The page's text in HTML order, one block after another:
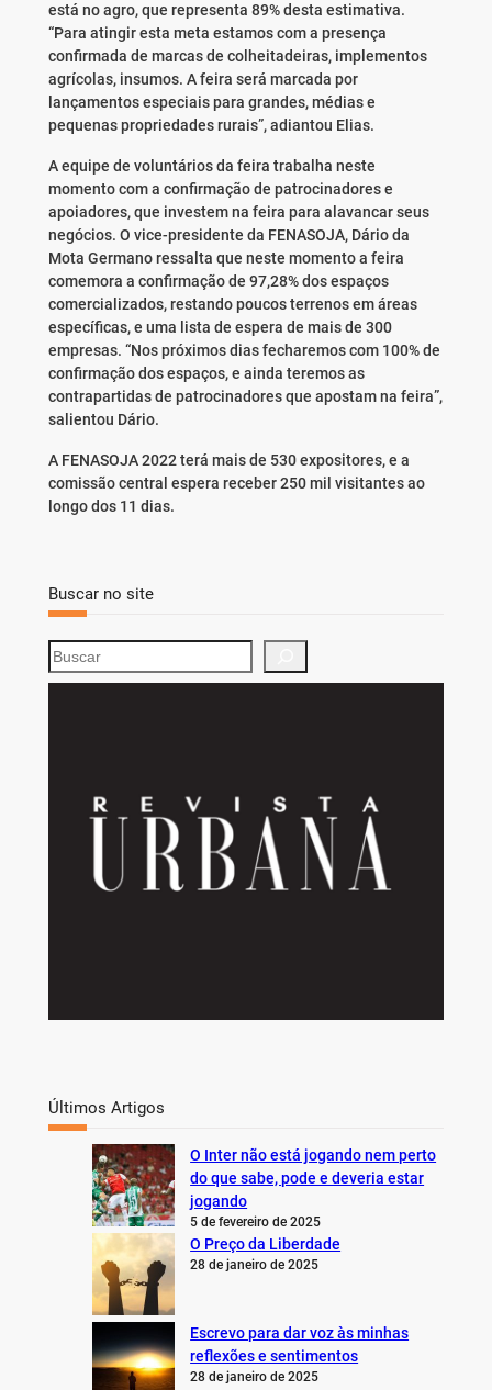
está no agro, que representa 89% desta estimativa.
“Para atingir esta meta estamos com a presença
confirmada de marcas de colheitadeiras, implementos
agrícolas, insumos. A feira será marcada por
lançamentos especiais para grandes, médias e
pequenas propriedades rurais”, adiantou Elias.
A equipe de voluntários da feira trabalha neste
momento com a confirmação de patrocinadores e
apoiadores, que investem na feira para alavancar seus
negócios. O vice-presidente da FENASOJA, Dário da
Mota Germano ressalta que neste momento a feira
comemora a confirmação de 97,28% dos espaços
comercializados, restando poucos terrenos em áreas
específicas, e uma lista de espera de mais de 300
empresas. “Nos próximos dias fecharemos com 100% de
confirmação dos espaços, e ainda teremos as
contrapartidas de patrocinadores que apostam na feira”,
salientou Dário.
A FENASOJA 2022 terá mais de 530 expositores, e a
comissão central espera receber 250 mil visitantes ao
longo dos 11 dias.
Buscar no site
S
e
Últimos Artigos
O Inter não está jogando nem perto
do que sabe, pode e deveria estar
jogando
5 de fevereiro de 2025
O Preço da Liberdade
28 de janeiro de 2025
Escrevo para dar voz às minhas
reflexões e sentimentos
28 de janeiro de 2025